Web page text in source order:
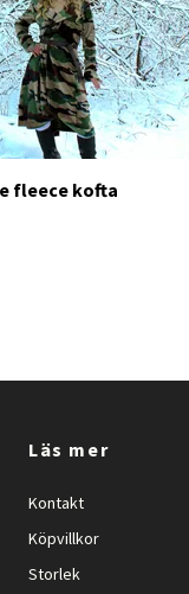
fleece kofta
Läs mer
Kontakt
Köpvillkor
Storlek